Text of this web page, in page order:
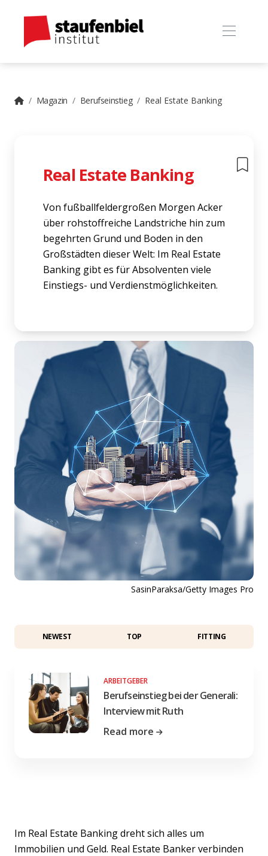
Magazin Berufseinstieg Real Estate Banking
Real Estate Banking
Von fußballfeldergroßen Morgen Acker
über rohstoffreiche Landstriche hin zum
begehrten Grund und Boden in den
Großstädten dieser Welt: Im Real Estate
Banking gibt es für Absolventen viele
Einstiegs- und Verdienstmöglichkeiten.
SasinParaksa/Getty Images Pro
NEWEST TOP FITTING
ARBEITGEBER
Berufseinstieg bei der Generali:
Interview mit Ruth
Read more
Im Real Estate Banking dreht sich alles um
Immobilien und Geld. Real Estate Banker verbinden